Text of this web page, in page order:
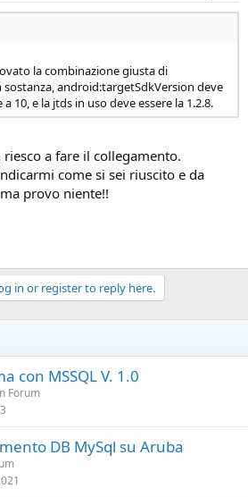
la combinazione giusta di
android:targetSdkVersion deve
10, e la jtds in uso deve essere la 1.2.8.
a fare il collegamento.
come si sei riuscito e da
provo niente!!
in or register to reply here.
con MSSQL V. 1.0
Forum
DB MySql su Aruba